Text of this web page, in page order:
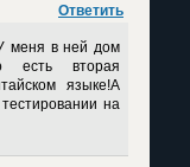
Ответить
меня в ней дом
есть вторая
языке!А
на